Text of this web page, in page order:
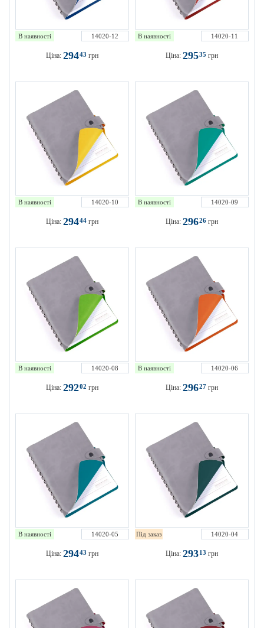
В наявності 14020-12
Ціна: 29443 грн
В наявності 14020-11
Ціна: 29535 грн
В наявності 14020-10
Ціна: 29444 грн
В наявності 14020-09
Ціна: 29626 грн
В наявності 14020-08
Ціна: 29202 грн
В наявності 14020-06
Ціна: 29627 грн
В наявності 14020-05
Ціна: 29443 грн
Під заказ 14020-04
Ціна: 29313 грн